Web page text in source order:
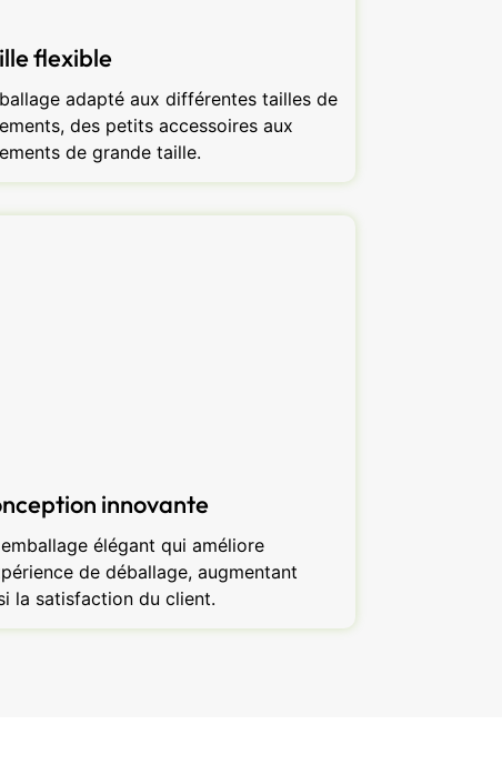
flexible
adapté aux différentes tailles de
des petits accessoires aux
de grande taille.
innovante
élégant qui améliore
de déballage, augmentant
la satisfaction du client.